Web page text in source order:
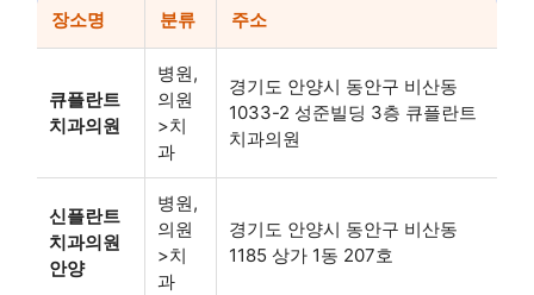
장소명 분류 주소
큐플란트
치과의원
병원,
의원
>치
과
경기도 안양시 동안구 비산동
1033-2 성준빌딩 3층 큐플란트
치과의원
신플란트
치과의원
안양
병원,
의원
>치
과
경기도 안양시 동안구 비산동
1185 상가 1동 207호